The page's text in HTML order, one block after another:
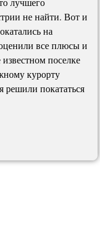
не найти. Вот и
на
все плюсы и
поселке
курорту
решили покататься